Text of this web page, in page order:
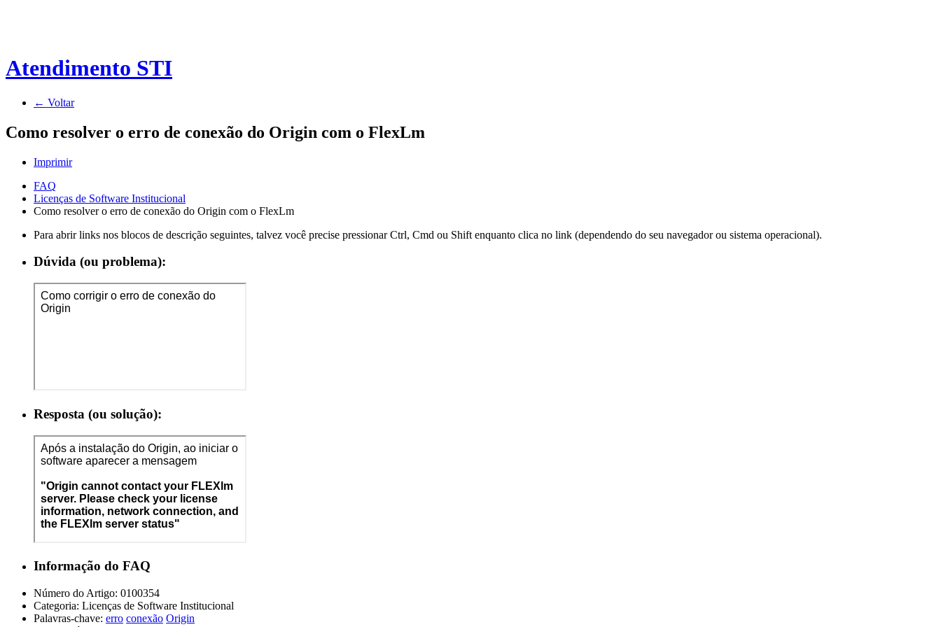
Atendimento STI
← Voltar
Como resolver o erro de conexão do Origin com o FlexLm
Imprimir
FAQ
Licenças de Software Institucional
Como resolver o erro de conexão do Origin com o FlexLm
Para abrir links nos blocos de descrição seguintes, talvez você precise pressionar Ctrl, Cmd ou Shift enquanto clica no link (dependendo do seu navegador ou sistema operacional).
Dúvida (ou problema):
Resposta (ou solução):
Informação do FAQ
Número do Artigo: 0100354
Categoria: Licenças de Software Institucional
Palavras-chave: erro conexão Origin